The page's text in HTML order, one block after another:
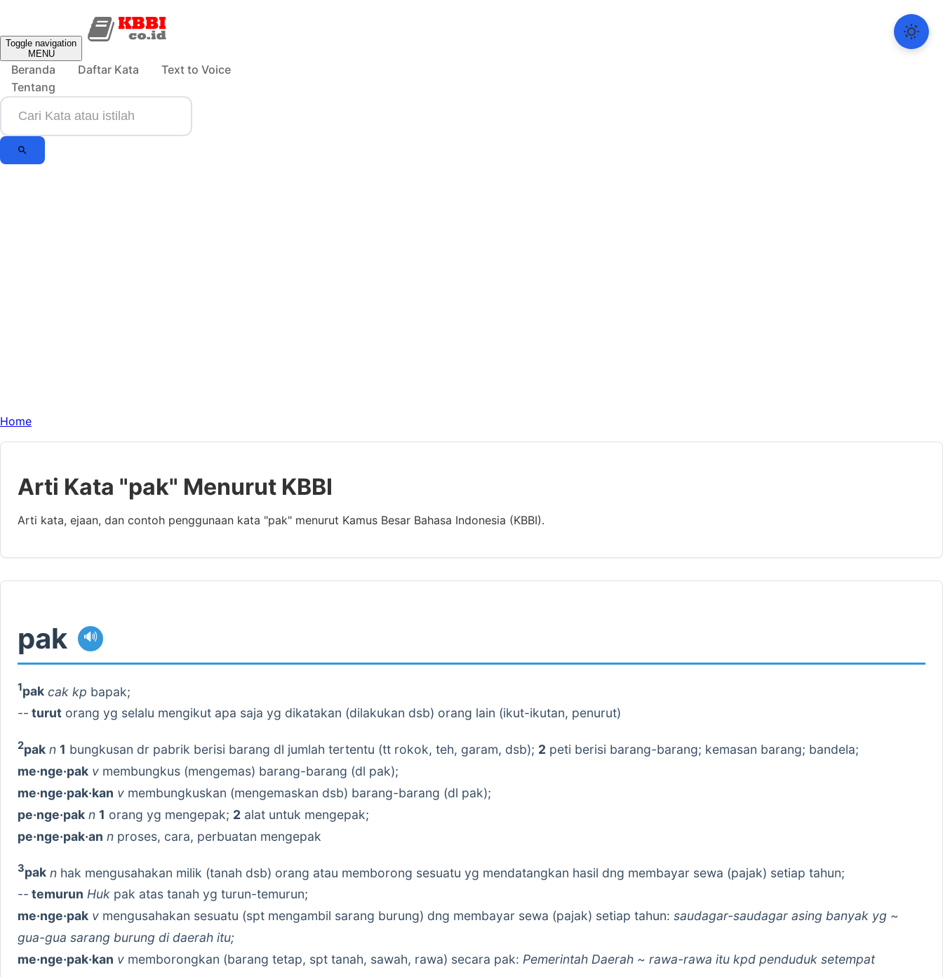
Toggle navigation
MENU
Beranda Daftar Kata
Text to Voice
Tentang
Home
Arti Kata "pak" Menurut KBBI
Arti kata, ejaan, dan contoh penggunaan kata "pak" menurut Kamus Besar Bahasa Indonesia (KBBI).
pak 🔊
1pak cak kp bapak;
-- turut orang yg selalu mengikut apa saja yg dikatakan (dilakukan dsb) orang lain (ikut-ikutan, penurut)
2pak n 1 bungkusan dr pabrik berisi barang dl jumlah tertentu (tt rokok, teh, garam, dsb); 2 peti berisi barang-barang; kemasan barang; bandela;
me·nge·pak v membungkus (mengemas) barang-barang (dl pak);
me·nge·pak·kan v membungkuskan (mengemaskan dsb) barang-barang (dl pak);
pe·nge·pak n 1 orang yg mengepak; 2 alat untuk mengepak;
pe·nge·pak·an n proses, cara, perbuatan mengepak
3pak n hak mengusahakan milik (tanah dsb) orang atau memborong sesuatu yg mendatangkan hasil dng membayar sewa (pajak) setiap tahun;
-- temurun Huk pak atas tanah yg turun-temurun;
me·nge·pak v mengusahakan sesuatu (spt mengambil sarang burung) dng membayar sewa (pajak) setiap tahun: saudagar-saudagar asing banyak yg ~
gua-gua sarang burung di daerah itu;
me·nge·pak·kan v memborongkan (barang tetap, spt tanah, sawah, rawa) secara pak: Pemerintah Daerah ~ rawa-rawa itu kpd penduduk setempat